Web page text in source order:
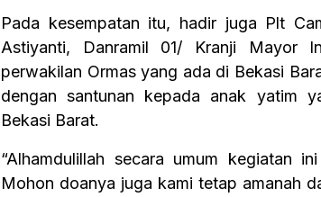
Pada kesempatan itu, hadir juga Plt
Astiyanti, Danramil 01/ Kranji Mayor
perwakilan Ormas yang ada di Bekasi
dengan santunan kepada anak yatim
Bekasi Barat.
“Alhamdulillah secara umum kegiatan
Mohon doanya juga kami tetap amanah